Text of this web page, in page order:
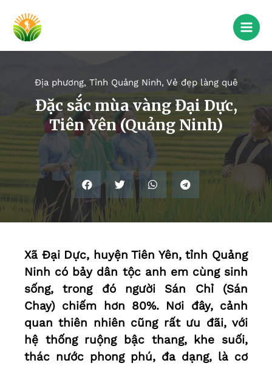
Địa phương, Tỉnh Quảng Ninh, Vẻ đẹp làng quê
Đặc sắc mùa vàng Đại Dực,
Tiên Yên (Quảng Ninh)
Xã Ðại Dực, huyện Tiên Yên, tỉnh Quảng
Ninh có bảy dân tộc anh em cùng sinh
sống, trong đó người Sán Chỉ (Sán
Chay) chiếm hơn 80%. Nơi đây, cảnh
quan thiên nhiên cũng rất ưu đãi, với
hệ thống ruộng bậc thang, khe suối,
thác nước phong phú, đa dạng, là cơ